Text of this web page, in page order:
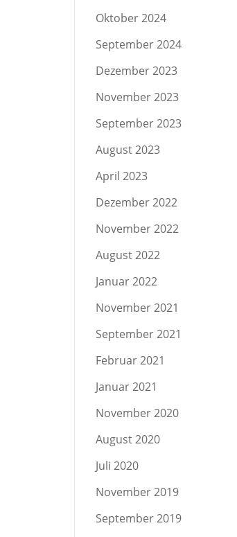
Oktober 2024
September 2024
Dezember 2023
November 2023
September 2023
August 2023
April 2023
Dezember 2022
November 2022
August 2022
Januar 2022
November 2021
September 2021
Februar 2021
Januar 2021
November 2020
August 2020
Juli 2020
November 2019
September 2019